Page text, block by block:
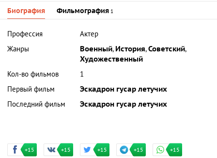
Биография Фильмография 1
Профессия
Актер
Жанры
Военный, История,Советский,
Художественный
Кол-во фильмов
1
Первый фильм
Эскадрон гусар летучих
Последний фильм
Эскадрон гусар летучих
+15 +15 +15 +15 +15